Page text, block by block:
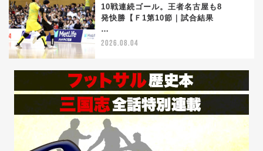
10戦連続ゴール。王者名古屋も8
発快勝【Ｆ1第10節｜試合結果
…
2026.08.04